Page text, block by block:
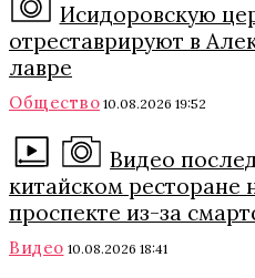
Исидоровскую
отреставрируют в
лавре
Общество 10.08.2026 19:52
Видео
китайском ресторане
проспекте из-за
Видео 10.08.2026 18:41